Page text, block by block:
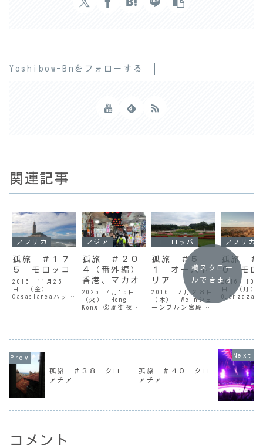
Yoshibow-Bnをフォローする
関連記事
アフリカ
孤旅 ＃１７
５ モロッコ
2016 11月25
日 （金）
Casablancaハッサ
ると、再び寝るの
が 朝の６時頃にな
ってしまった。二
度目の眠りの後
...
アジア
孤旅 ＃２０
４（番外編）
香港、マカオ
2025 4月15日
（火） Hong
Kong ②廟街夜市
なって、ようやく
起き出す。ぐっす
りと仮眠をとった
ヨーロッパ
孤旅 ＃５
１ オースト
リア
2016 ７月２８日
（木） Weinシェ
ーンブルン宮殿シ
感じる。今日は観
光に出ると決めて
いたので、９時過
アフリカ
孤旅 ＃
０ モロ
2016 10月
日 （月）
/ ワルザザ
日で１０月
り
だ。・・・
・・・・・
横スクロー
ルできます
孤旅 ＃３８ クロ
アチア
孤旅 ＃４０ クロ
アチア
コメント